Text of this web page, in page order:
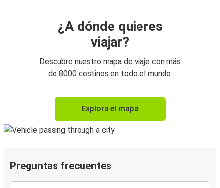
¿A dónde quieres
viajar?
Descubre nuestro mapa de viaje con más
de 8000 destinos en todo el mundo.
Explora el mapa
Preguntas frecuentes